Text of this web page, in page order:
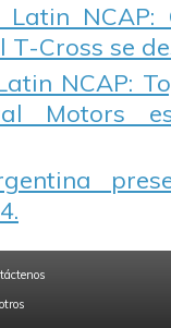
NCAP:
T-Cross se
NCAP:
Motors